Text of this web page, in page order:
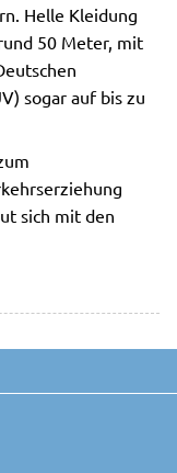
Helle Kleidung
50 Meter, mit
sogar auf bis zu
sich mit den